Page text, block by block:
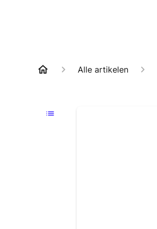
Alle artikelen